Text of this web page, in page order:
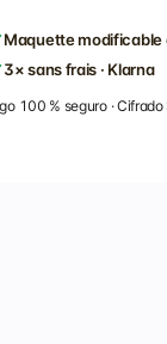
Maquette modificable
3× sans frais · Klarna
100 % seguro · Cifrado